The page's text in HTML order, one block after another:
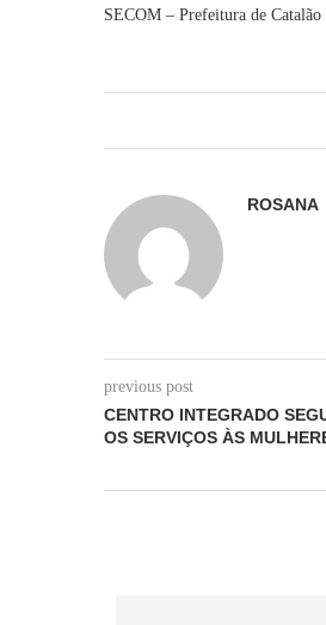
SECOM – Prefeitura de Catalão
ROSANA
previous post
CENTRO INTEGRADO
OS SERVIÇOS ÀS